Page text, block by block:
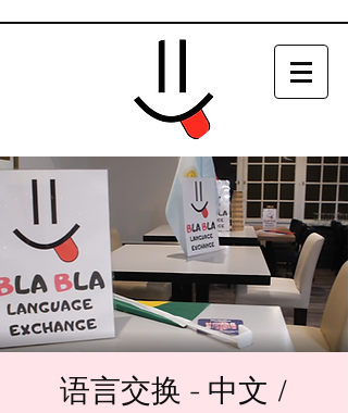
语言交换 - 中文 /